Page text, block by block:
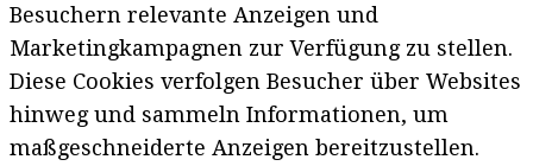
Besuchern relevante Anzeigen und
Marketingkampagnen zur Verfügung zu stellen.
Diese Cookies verfolgen Besucher über Websites
hinweg und sammeln Informationen, um
maßgeschneiderte Anzeigen bereitzustellen.